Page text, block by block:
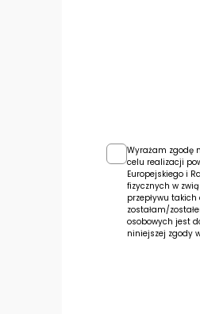
Wyrażam zgodę
celu realizacji
Europejskiego i
fizycznych w
przepływu
zostałam/
osobowych jest
niniejszej zgody